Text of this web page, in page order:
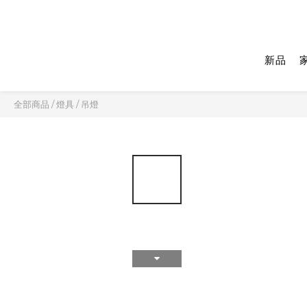
新品
全部商品 /燈具 /吊燈